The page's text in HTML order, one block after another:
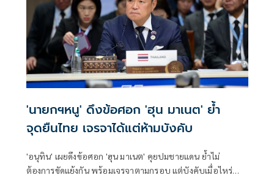
'นายกฯหนู' ดึงข้อศอก 'ฮุน มาเนต' ย้ำ
จุดยืนไทย เจรจาได้แต่ห้ามบังคับ
'อนุทิน' เผยดึงข้อศอก 'ฮุน มาเนต' คุยปมชายแดน ย้ำไม่
ต้องการขัดแย้งกัน พร้อมเจรจาตามกรอบ แต่บังคับเมื่อไหร่